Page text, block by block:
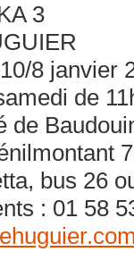
3
8 janvier
de
de
bus 26
: 01 58